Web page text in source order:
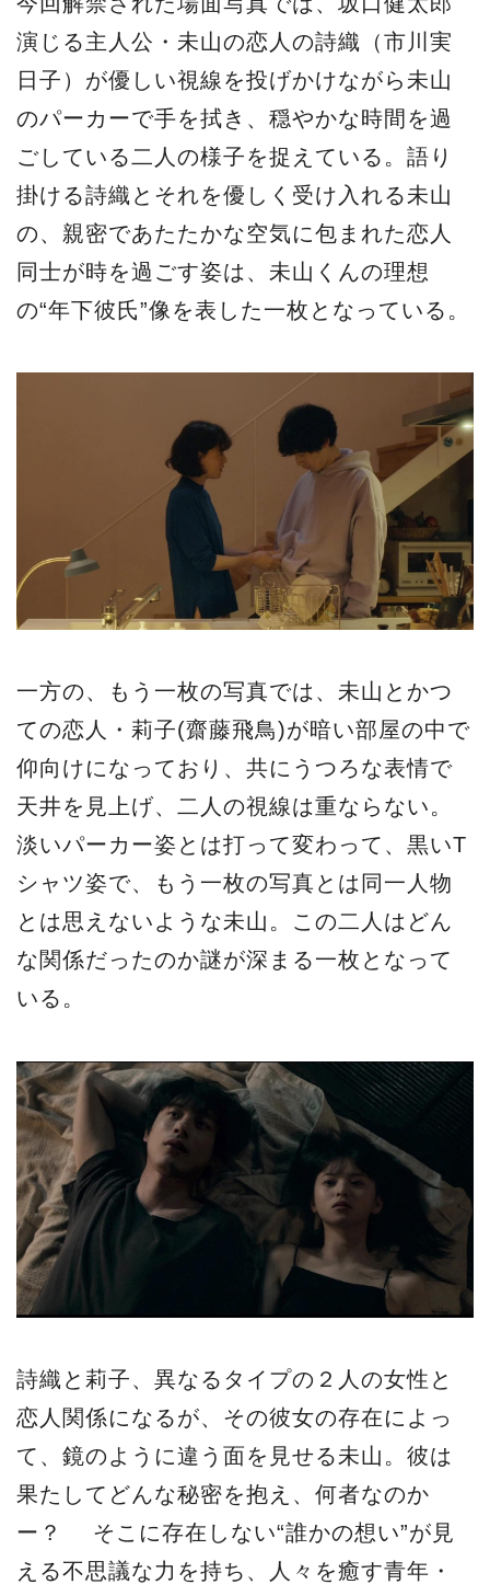
演じる主人公・未山の恋人の詩織（市川実
日子）が優しい視線を投げかけながら未山
のパーカーで手を拭き、穏やかな時間を過
ごしている二人の様子を捉えている。語り
掛ける詩織とそれを優しく受け入れる未山
の、親密であたたかな空気に包まれた恋人
同士が時を過ごす姿は、未山くんの理想
の“年下彼氏”像を表した一枚となっている。
一方の、もう一枚の写真では、未山とかつ
ての恋人・莉子(齋藤飛鳥)が暗い部屋の中で
仰向けになっており、共にうつろな表情で
天井を見上げ、二人の視線は重ならない。
淡いパーカー姿とは打って変わって、黒いT
シャツ姿で、もう一枚の写真とは同一人物
とは思えないような未山。この二人はどん
な関係だったのか謎が深まる一枚となって
いる。
詩織と莉子、異なるタイプの２人の女性と
恋人関係になるが、その彼女の存在によっ
て、鏡のように違う面を見せる未山。彼は
果たしてどんな秘密を抱え、何者なのか
ー？ そこに存在しない“誰かの想い”が見
える不思議な力を持ち、人々を癒す青年・